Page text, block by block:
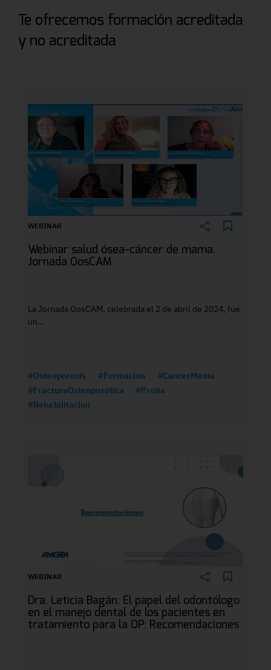
Te ofrecemos formación acreditada
y no acreditada
WEBINAR
Webinar salud ósea-cáncer de mama.
Jornada OosCAM
La Jornada OosCAM, celebrada el 2 de abril de 2024, fue
un...
#Osteoporosis #Formacion
#CancerMama
#FracturaOsteoporotica
#Prolia
#Rehabilitacion
WEBINAR
Dra. Leticia Bagán: El papel del odontólogo
en el manejo dental de los pacientes en
tratamiento para la OP: Recomendaciones